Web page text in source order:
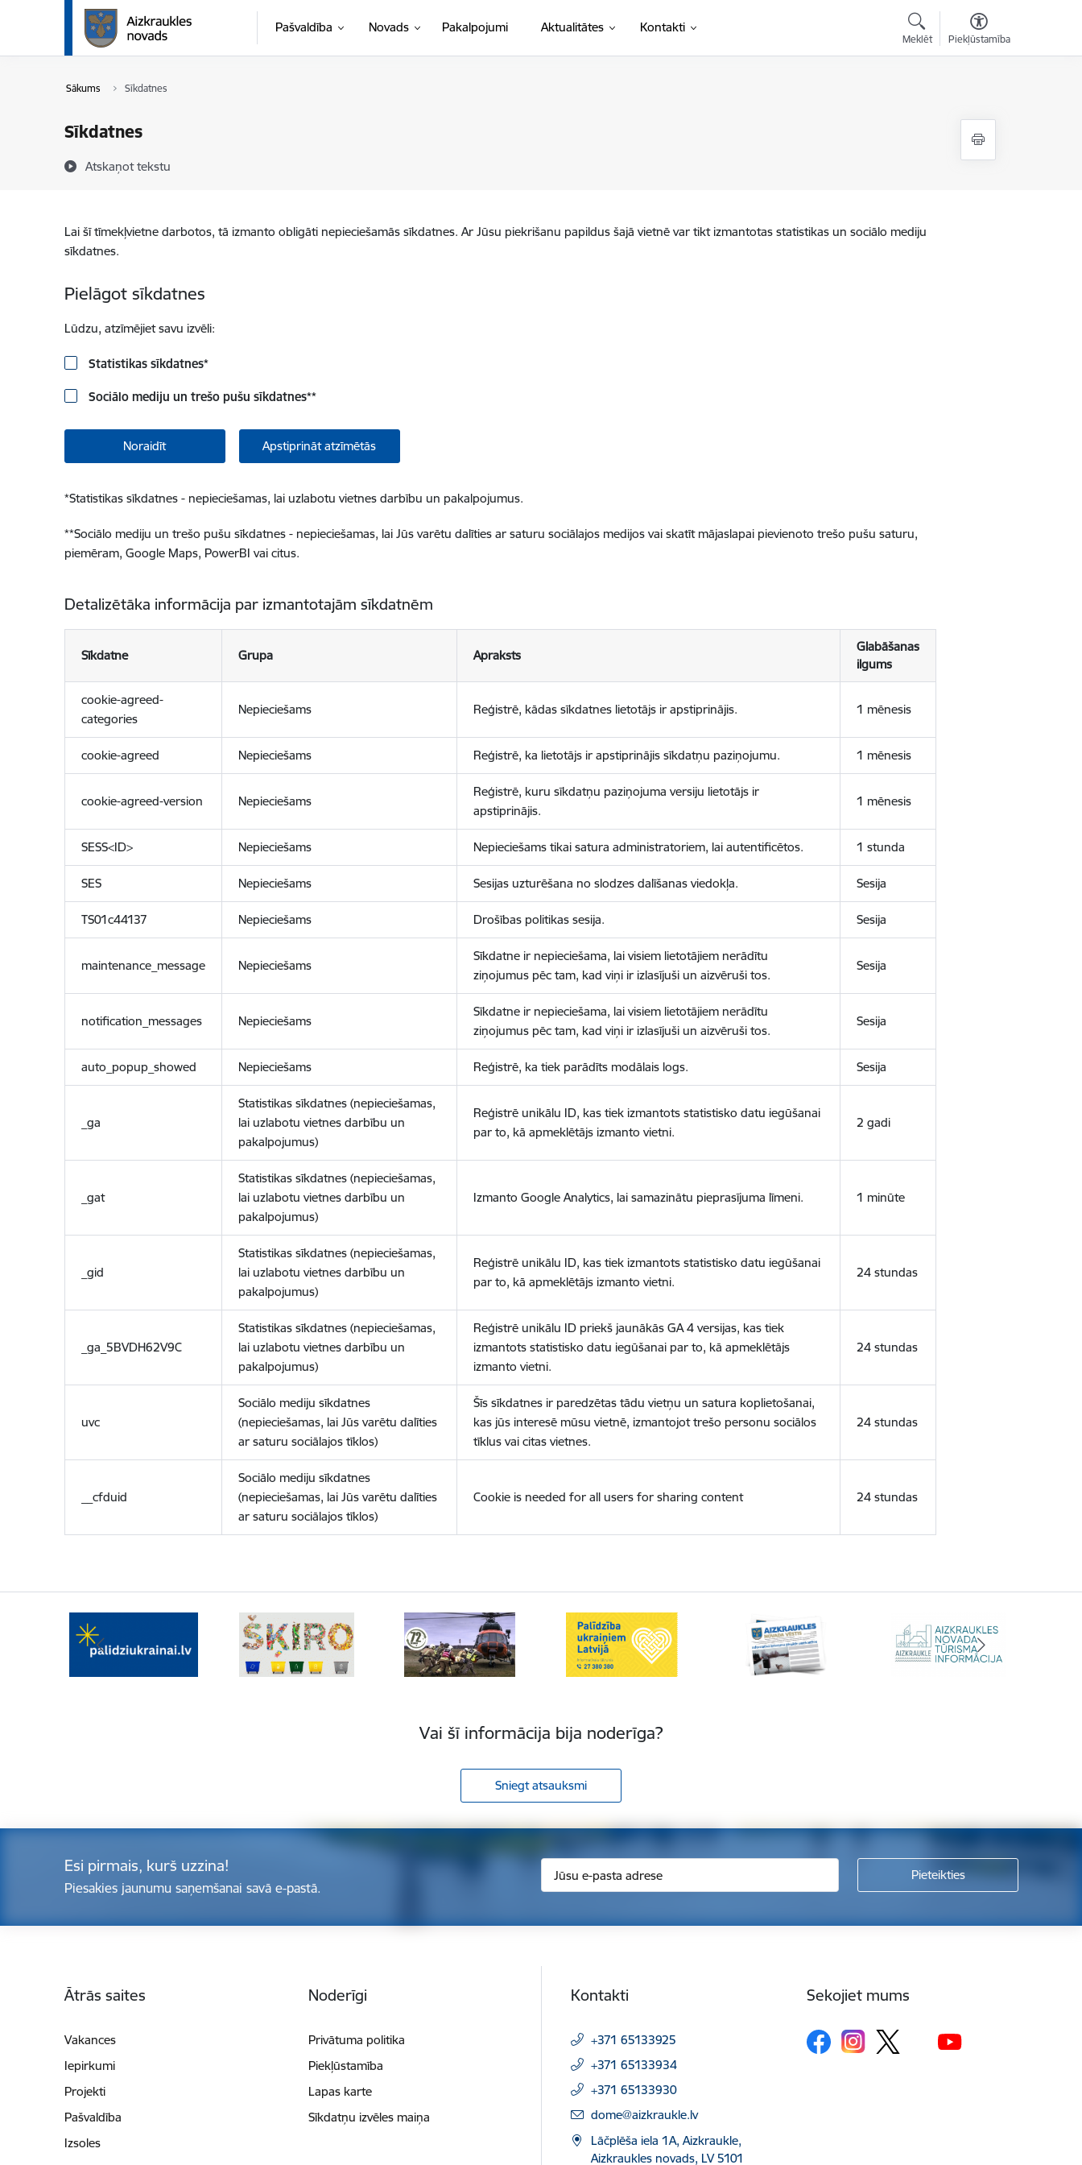
Pāriet uz lapas saturu
Pašvaldība Novads Pakalpojumi Aktualitātes Kontakti
Meklēt Piekļūstamība
Sākums Sīkdatnes
Sīkdatnes
Atskaņot tekstu
Lai šī tīmekļvietne darbotos, tā izmanto obligāti nepieciešamās sīkdatnes. Ar Jūsu piekrišanu papildus šajā vietnē var tikt izmantotas statistikas un sociālo mediju
sīkdatnes.
Pielāgot sīkdatnes
Lūdzu, atzīmējiet savu izvēli:
Statistikas sīkdatnes*
Sociālo mediju un trešo pušu sīkdatnes**
Noraidīt Apstiprināt atzīmētās
*Statistikas sīkdatnes - nepieciešamas, lai uzlabotu vietnes darbību un pakalpojumus.
**Sociālo mediju un trešo pušu sīkdatnes - nepieciešamas, lai Jūs varētu dalīties ar saturu sociālajos medijos vai skatīt mājaslapai pievienoto trešo pušu saturu,
piemēram, Google Maps, PowerBI vai citus.
Detalizētāka informācija par izmantotajām sīkdatnēm
Sīkdatne Grupa Apraksts
Glabāšanas
ilgums
cookie-agreed-
categories
Nepieciešams Reģistrē, kādas sīkdatnes lietotājs ir apstiprinājis. 1 mēnesis
cookie-agreed Nepieciešams Reģistrē, ka lietotājs ir apstiprinājis sīkdatņu paziņojumu. 1 mēnesis
cookie-agreed-version Nepieciešams
Reģistrē, kuru sīkdatņu paziņojuma versiju lietotājs ir
apstiprinājis.
1 mēnesis
SESS<ID> Nepieciešams Nepieciešams tikai satura administratoriem, lai autentificētos. 1 stunda
SES Nepieciešams Sesijas uzturēšana no slodzes dalīšanas viedokļa. Sesija
TS01c44137 Nepieciešams Drošības politikas sesija. Sesija
maintenance_message Nepieciešams
Sīkdatne ir nepieciešama, lai visiem lietotājiem nerādītu
ziņojumus pēc tam, kad viņi ir izlasījuši un aizvēruši tos.
Sesija
notification_messages Nepieciešams
Sīkdatne ir nepieciešama, lai visiem lietotājiem nerādītu
ziņojumus pēc tam, kad viņi ir izlasījuši un aizvēruši tos.
Sesija
auto_popup_showed Nepieciešams Reģistrē, ka tiek parādīts modālais logs. Sesija
_ga
Statistikas sīkdatnes (nepieciešamas,
lai uzlabotu vietnes darbību un
pakalpojumus)
Reģistrē unikālu ID, kas tiek izmantots statistisko datu iegūšanai
par to, kā apmeklētājs izmanto vietni.
2 gadi
_gat
Statistikas sīkdatnes (nepieciešamas,
lai uzlabotu vietnes darbību un
pakalpojumus)
Izmanto Google Analytics, lai samazinātu pieprasījuma līmeni. 1 minūte
_gid
Statistikas sīkdatnes (nepieciešamas,
lai uzlabotu vietnes darbību un
pakalpojumus)
Reģistrē unikālu ID, kas tiek izmantots statistisko datu iegūšanai
par to, kā apmeklētājs izmanto vietni.
24 stundas
_ga_5BVDH62V9C
Statistikas sīkdatnes (nepieciešamas,
lai uzlabotu vietnes darbību un
pakalpojumus)
Reģistrē unikālu ID priekš jaunākās GA 4 versijas, kas tiek
izmantots statistisko datu iegūšanai par to, kā apmeklētājs
izmanto vietni.
24 stundas
uvc
Sociālo mediju sīkdatnes
(nepieciešamas, lai Jūs varētu dalīties
ar saturu sociālajos tīklos)
Šīs sīkdatnes ir paredzētas tādu vietņu un satura koplietošanai,
kas jūs interesē mūsu vietnē, izmantojot trešo personu sociālos
tīklus vai citas vietnes.
24 stundas
__cfduid
Sociālo mediju sīkdatnes
(nepieciešamas, lai Jūs varētu dalīties
ar saturu sociālajos tīklos)
Cookie is needed for all users for sharing content 24 stundas
Vai šī informācija bija noderīga?
Sniegt atsauksmi
Esi pirmais, kurš uzzina!
Piesakies jaunumu saņemšanai savā e-pastā.
Ātrās saites
Vakances
Iepirkumi
Projekti
Pašvaldība
Izsoles
Noderīgi
Privātuma politika
Piekļūstamība
Lapas karte
Sīkdatņu izvēles maiņa
Kontakti
+371 65133925
+371 65133934
+371 65133930
E-pasts:
dome@aizkraukle.lv
Lāčplēša iela 1A, Aizkraukle,
Aizkraukles novads, LV 5101
Sekojiet mums